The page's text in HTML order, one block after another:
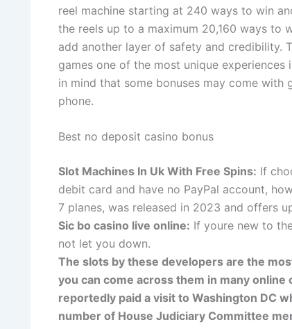
reel machine starting at 240 ways to win
the reels up to a maximum 20,160 ways to
add another layer of safety and credibility.
games one of the most unique
in mind that some bonuses may come with
phone.
Best no deposit casino bonus
Slot Machines In Uk With Free Spins: If
debit card and have no PayPal account,
7 planes, was released in 2023 and offers
Sic bo casino live online: If youre new to
not let you down.
The slots by these developers are the
you can come across them in many
reportedly paid a visit to Washington DC
number of House Judiciary Committee